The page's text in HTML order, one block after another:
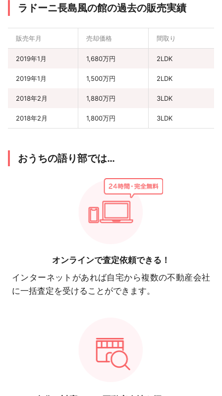
ラドーニ長島風の館の過去の販売実績
販売年月 売却価格 間取り
2019年1月 1,680万円 2LDK
2019年1月 1,500万円 2LDK
2018年2月 1,880万円 3LDK
2018年2月 1,800万円 3LDK
おうちの語り部では…
オンラインで査定依頼できる！
インターネットがあれば自宅から複数の不動産会社
に一括査定を受けることができます。